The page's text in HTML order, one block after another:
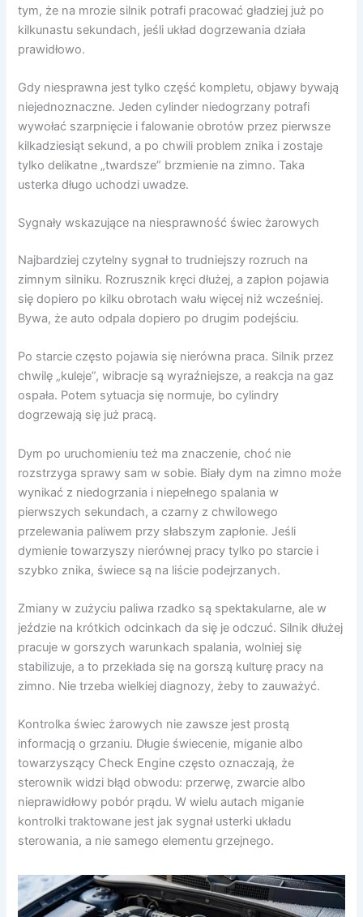
tym, że na mrozie silnik potrafi pracować gładziej już po
kilkunastu sekundach, jeśli układ dogrzewania działa
prawidłowo.
Gdy niesprawna jest tylko część kompletu, objawy bywają
niejednoznaczne. Jeden cylinder niedogrzany potrafi
wywołać szarpnięcie i falowanie obrotów przez pierwsze
kilkadziesiąt sekund, a po chwili problem znika i zostaje
tylko delikatne „twardsze” brzmienie na zimno. Taka
usterka długo uchodzi uwadze.
Sygnały wskazujące na niesprawność świec żarowych
Najbardziej czytelny sygnał to trudniejszy rozruch na
zimnym silniku. Rozrusznik kręci dłużej, a zapłon pojawia
się dopiero po kilku obrotach wału więcej niż wcześniej.
Bywa, że auto odpala dopiero po drugim podejściu.
Po starcie często pojawia się nierówna praca. Silnik przez
chwilę „kuleje”, wibracje są wyraźniejsze, a reakcja na gaz
ospała. Potem sytuacja się normuje, bo cylindry
dogrzewają się już pracą.
Dym po uruchomieniu też ma znaczenie, choć nie
rozstrzyga sprawy sam w sobie. Biały dym na zimno może
wynikać z niedogrzania i niepełnego spalania w
pierwszych sekundach, a czarny z chwilowego
przelewania paliwem przy słabszym zapłonie. Jeśli
dymienie towarzyszy nierównej pracy tylko po starcie i
szybko znika, świece są na liście podejrzanych.
Zmiany w zużyciu paliwa rzadko są spektakularne, ale w
jeździe na krótkich odcinkach da się je odczuć. Silnik dłużej
pracuje w gorszych warunkach spalania, wolniej się
stabilizuje, a to przekłada się na gorszą kulturę pracy na
zimno. Nie trzeba wielkiej diagnozy, żeby to zauważyć.
Kontrolka świec żarowych nie zawsze jest prostą
informacją o grzaniu. Długie świecenie, miganie albo
towarzyszący Check Engine często oznaczają, że
sterownik widzi błąd obwodu: przerwę, zwarcie albo
nieprawidłowy pobór prądu. W wielu autach miganie
kontrolki traktowane jest jak sygnał usterki układu
sterowania, a nie samego elementu grzejnego.